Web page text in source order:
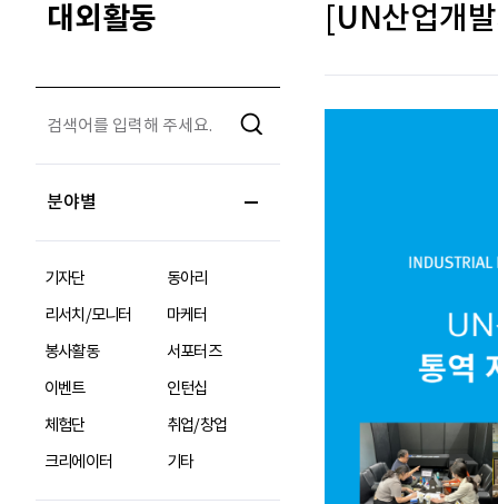
대외활동
분야별
기자단
동아리
리서치/모니터
마케터
봉사활동
서포터즈
이벤트
인턴십
체험단
취업/창업
크리에이터
기타
[UN산업개